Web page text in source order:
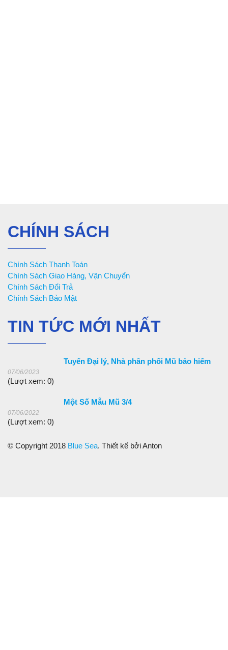
CHÍNH SÁCH
Chính Sách Thanh Toán
Chính Sách Giao Hàng, Vận Chuyển
Chính Sách Đổi Trả
Chính Sách Bảo Mật
TIN TỨC MỚI NHẤT
Tuyển Đại lý, Nhà phân phối Mũ bảo hiểm
07/06/2023
(Lượt xem: 0)
Một Số Mẫu Mũ 3/4
07/06/2022
(Lượt xem: 0)
© Copyright 2018 Blue Sea. Thiết kế bởi Anton